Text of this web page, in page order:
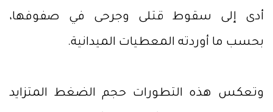
أدى إلى سقوط قتلى وجرحى في صفوفها،
بحسب ما أوردته المعطيات الميدانية.
وتعكس هذه التطورات حجم الضغط المتزايد